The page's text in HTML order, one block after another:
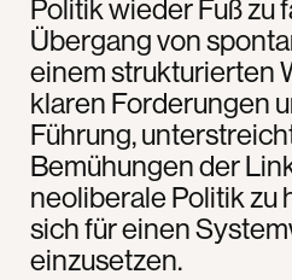
Politik wieder Fuß zu
Übergang von
einem strukturierten
klaren Forderungen
Führung,
Bemühungen der
neoliberale Politik zu
sich für einen
einzusetzen.